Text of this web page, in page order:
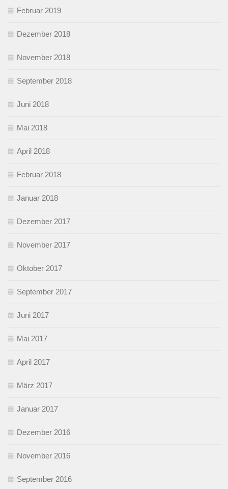
Februar 2019
Dezember 2018
November 2018
September 2018
Juni 2018
Mai 2018
April 2018
Februar 2018
Januar 2018
Dezember 2017
November 2017
Oktober 2017
September 2017
Juni 2017
Mai 2017
April 2017
März 2017
Januar 2017
Dezember 2016
November 2016
September 2016